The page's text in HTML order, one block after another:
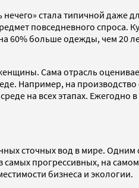
стала типичной даже
повседневного спроса.
60% больше одежды, чем 20
Сама отрасль
Например, на
на всех этапах. Ежегодно
сточных вод в мире.
прогрессивных, на
бизнеса и экологии.